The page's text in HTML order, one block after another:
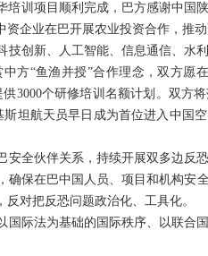
培训项目顺利完成，巴方感谢中国
企业在巴开展农业投资合作，推
技创新、人工智能、信息通信、水
方“鱼渔并授”合作理念，双方愿
3000个研修培训名额计划。双方
坦航天员早日成为首位进入中国
全伙伴关系，持续开展双多边反
保在巴中国人员、项目和机构安
对把反恐问题政治化、工具化。
际法为基础的国际秩序、以联合